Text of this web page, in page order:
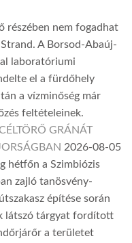
részében nem fogadhat
A Borsod-Abaúj-
laboratóriumi
el a fürdőhely
a vízminőség már
feltételeinek.
GRÁNÁT
2026-08-05
hétfőn a Szimbiózis
zajló tanösvény-
építése során
látszó tárgyat fordított
a területet